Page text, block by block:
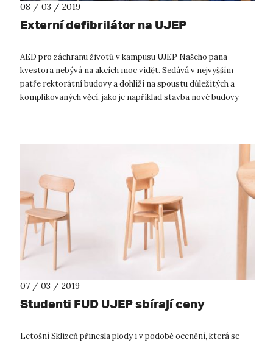
08 / 03 / 2019
Externí defibrilátor na UJEP
AED pro záchranu životů v kampusu UJEP Našeho pana
kvestora nebývá na akcích moc vidět. Sedává v nejvyšším
patře rektorátní budovy a dohlíží na spoustu důležitých a
komplikovaných věcí, jako je například stavba nové budovy
07 / 03 / 2019
Studenti FUD UJEP sbírají ceny
Letošní Sklizeň přinesla plody i v podobě ocenění, která se